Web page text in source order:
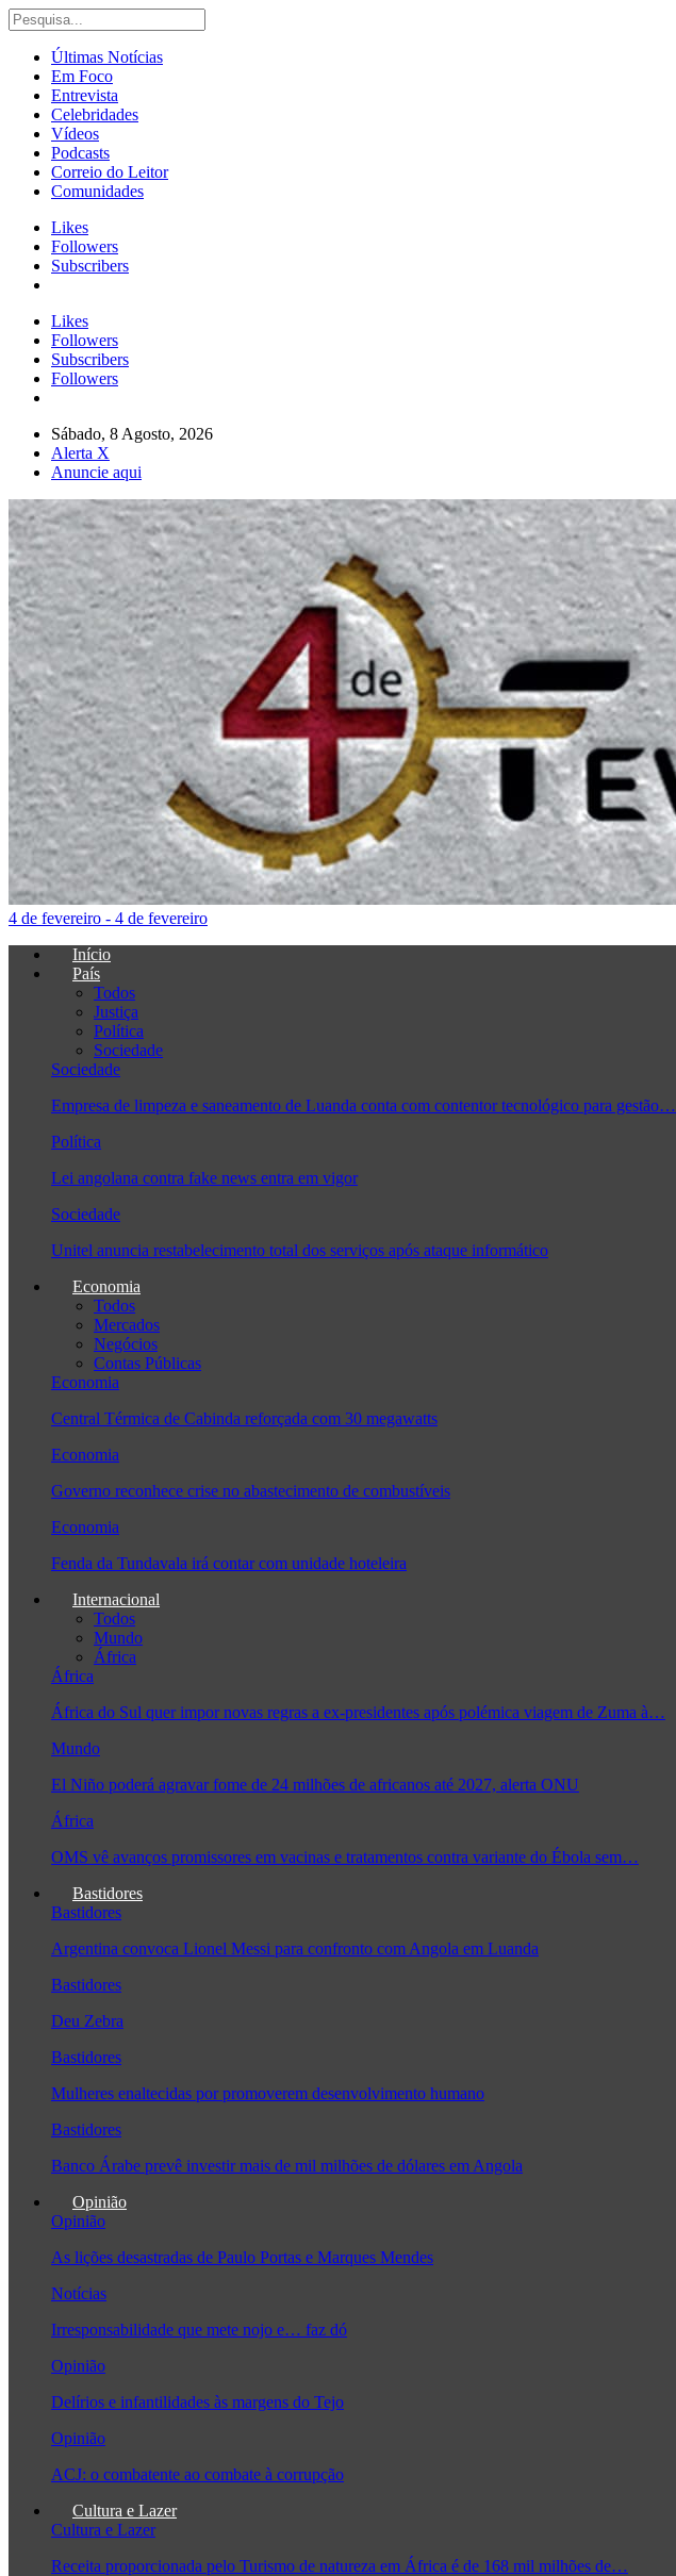
Últimas Notícias
Em Foco
Entrevista
Celebridades
Vídeos
Podcasts
Correio do Leitor
Comunidades
Likes
Followers
Subscribers
Likes
Followers
Subscribers
Followers
Sábado, 8 Agosto, 2026
Alerta X
Anuncie aqui
4 de fevereiro - 4 de fevereiro
Início
País
Todos
Justiça
Política
Sociedade
Sociedade
Empresa de limpeza e saneamento de Luanda conta com contentor tecnológico para gestão…
Política
Lei angolana contra fake news entra em vigor
Sociedade
Unitel anuncia restabelecimento total dos serviços após ataque informático
Economia
Todos
Mercados
Negócios
Contas Públicas
Economia
Central Térmica de Cabinda reforçada com 30 megawatts
Economia
Governo reconhece crise no abastecimento de combustíveis
Economia
Fenda da Tundavala irá contar com unidade hoteleira
Internacional
Todos
Mundo
África
África
África do Sul quer impor novas regras a ex-presidentes após polémica viagem de Zuma à…
Mundo
El Niño poderá agravar fome de 24 milhões de africanos até 2027, alerta ONU
África
OMS vê avanços promissores em vacinas e tratamentos contra variante do Ébola sem…
Bastidores
Bastidores
Argentina convoca Lionel Messi para confronto com Angola em Luanda
Bastidores
Deu Zebra
Bastidores
Mulheres enaltecidas por promoverem desenvolvimento humano
Bastidores
Banco Árabe prevê investir mais de mil milhões de dólares em Angola
Opinião
Opinião
As lições desastradas de Paulo Portas e Marques Mendes
Notícias
Irresponsabilidade que mete nojo e… faz dó
Opinião
Delírios e infantilidades às margens do Tejo
Opinião
ACJ: o combatente ao combate à corrupção
Cultura e Lazer
Cultura e Lazer
Receita proporcionada pelo Turismo de natureza em África é de 168 mil milhões de…